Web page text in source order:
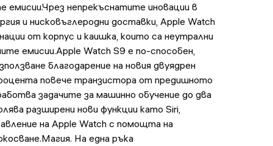
емисии.Чрез непрекъснатите иновации в
и нисковъглеродни доставки, Apple Watch
от корпус и каишка, които са неутрални
емисии.Apple Watch S9 е по-способен,
благодарение на новия двуядрен
повече транзистора от предишното
задачите за машинно обучение до два
разширени нови функции като Siri,
на Apple Watch с помощта на
На една ръка